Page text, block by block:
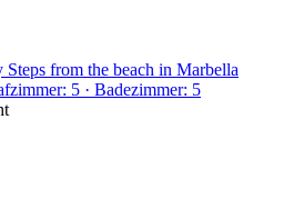
from the beach in Marbella
5 · Badezimmer: 5